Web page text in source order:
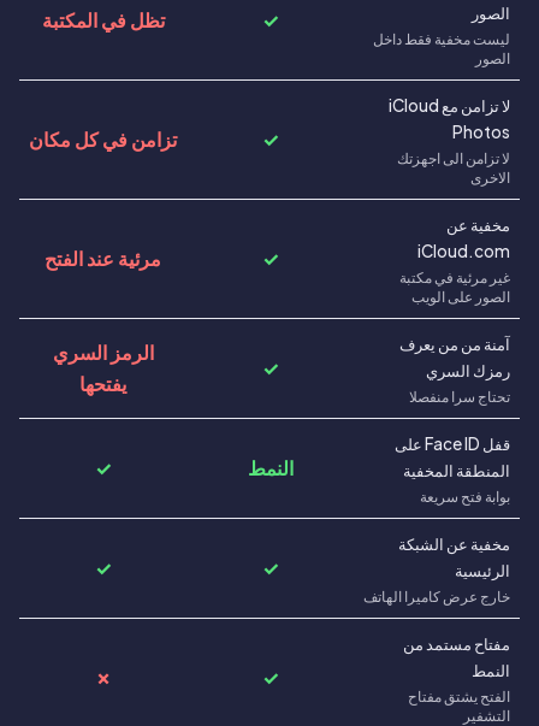
الصور
ليست مخفية فقط داخل
الصور
✓ تظل في المكتبة
لا تزامن مع iCloud
Photos
لا تزامن الى اجهزتك
الاخرى
✓ تزامن في كل مكان
مخفية عن
iCloud.com
غير مرئية في مكتبة
الصور على الويب
✓ مرئية عند الفتح
آمنة من من يعرف
رمزك السري
تحتاج سرا منفصلا
✓
الرمز السري
يفتحها
قفل Face ID على
المنطقة المخفية
بوابة فتح سريعة
النمط ✓
مخفية عن الشبكة
الرئيسية
خارج عرض كاميرا الهاتف
✓
✓
مفتاح مستمد من
النمط
الفتح يشتق مفتاح
التشفير
✓
✗